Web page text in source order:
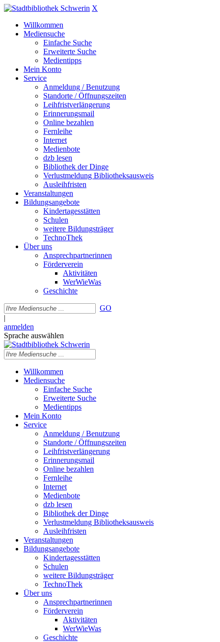
X
Willkommen
Mediensuche
Einfache Suche
Erweiterte Suche
Medientipps
Mein Konto
Service
Anmeldung / Benutzung
Standorte / Öffnungszeiten
Leihfristverlängerung
Erinnerungsmail
Online bezahlen
Fernleihe
Internet
Medienbote
dzb lesen
Bibliothek der Dinge
Verlustmeldung Bibliotheksausweis
Ausleihfristen
Veranstaltungen
Bildungsangebote
Kindertagesstätten
Schulen
weitere Bildungsträger
TechnoThek
Über uns
Ansprechpartnerinnen
Förderverein
Aktivitäten
WerWieWas
Geschichte
GO
|
anmelden
Sprache auswählen
Willkommen
Mediensuche
Einfache Suche
Erweiterte Suche
Medientipps
Mein Konto
Service
Anmeldung / Benutzung
Standorte / Öffnungszeiten
Leihfristverlängerung
Erinnerungsmail
Online bezahlen
Fernleihe
Internet
Medienbote
dzb lesen
Bibliothek der Dinge
Verlustmeldung Bibliotheksausweis
Ausleihfristen
Veranstaltungen
Bildungsangebote
Kindertagesstätten
Schulen
weitere Bildungsträger
TechnoThek
Über uns
Ansprechpartnerinnen
Förderverein
Aktivitäten
WerWieWas
Geschichte